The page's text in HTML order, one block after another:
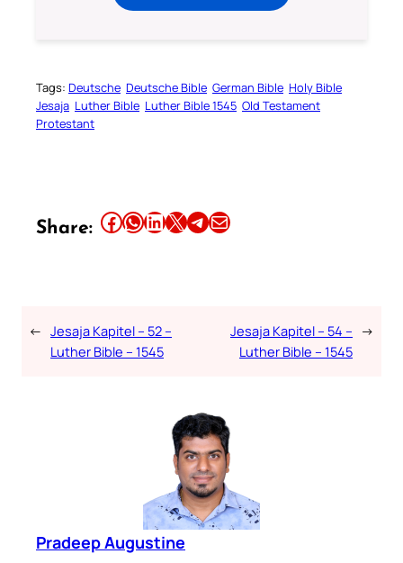
Tags: Deutsche Deutsche Bible German Bible Holy Bible
Jesaja Luther Bible Luther Bible 1545 Old Testament
Protestant
Share: Share this article on Facebook Share this article on WhatsApp Share this article on LinkedIn Share this article on X Share this article on TelegramEmail this Article
← Jesaja Kapitel – 52 –
Luther Bible – 1545
Jesaja Kapitel – 54 –
Luther Bible – 1545
→
Pradeep Augustine